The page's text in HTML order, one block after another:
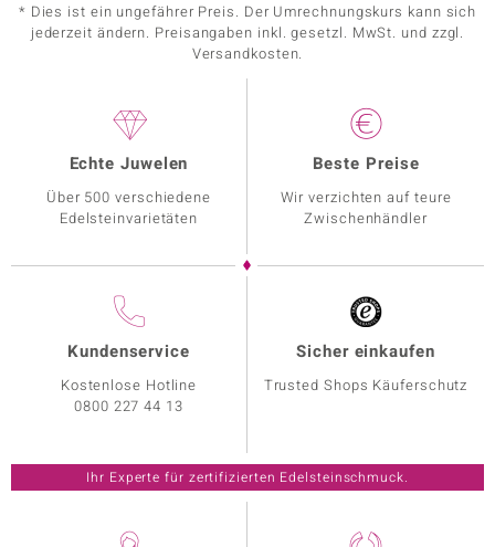
* Dies ist ein ungefährer Preis. Der Umrechnungskurs kann sich
jederzeit ändern. Preisangaben inkl. gesetzl. MwSt. und zzgl.
Versandkosten.
Echte Juwelen
Über 500 verschiedene
Edelsteinvarietäten
Beste Preise
Wir verzichten auf teure
Zwischenhändler
Kundenservice
Kostenlose Hotline
0800 227 44 13
Sicher einkaufen
Trusted Shops Käuferschutz
Ihr Experte für zertifizierten Edelsteinschmuck.